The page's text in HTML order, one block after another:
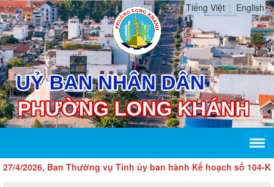
Tiếng Việt English
2026, Ban Thường vụ Tỉnh ủy ban hành Kế hoạch số 104-KH/